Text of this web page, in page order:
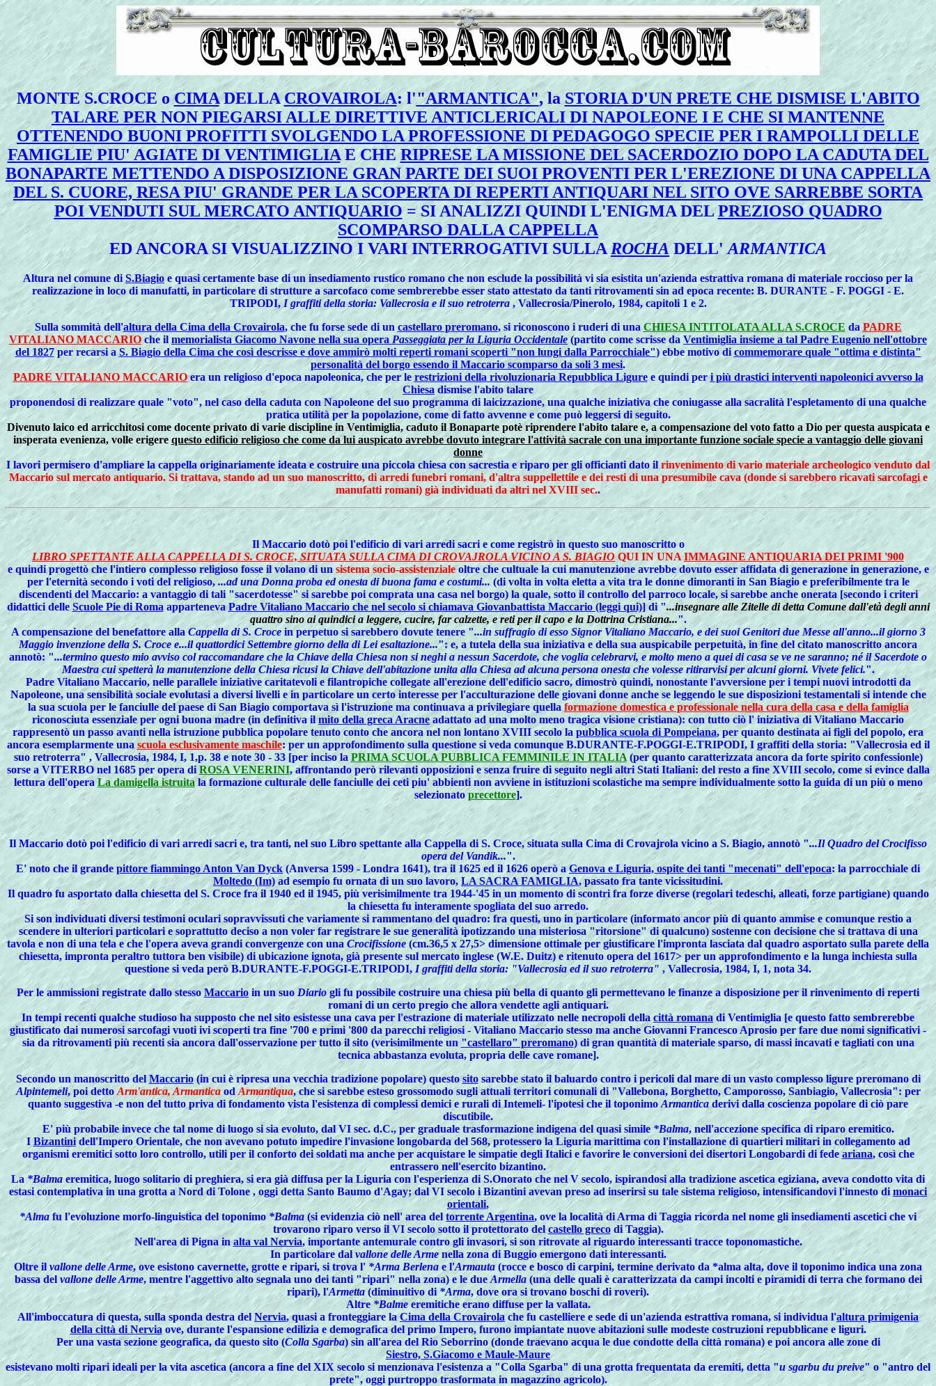
MONTE S.CROCE oCIMADELLACROVAIROLA: l'"ARMANTICA", laSTORIA D'UN PRETE CHE DISMISE L'ABITO
TALARE PER NON PIEGARSI ALLE DIRETTIVE ANTICLERICALI DI NAPOLEONE I E CHE SI MANTENNE
OTTENENDO BUONI PROFITTI SVOLGENDO LA PROFESSIONE DI PEDAGOGO SPECIE PER I RAMPOLLI DELLE
FAMIGLIE PIU' AGIATE DI VENTIMIGLIAE CHERIPRESE LA MISSIONE DEL SACERDOZIO DOPO LA CADUTA DEL
BONAPARTE METTENDO A DISPOSIZIONE GRAN PARTE DEI SUOI PROVENTI PER L'EREZIONE DI UNA CAPPELLA
DEL S. CUORE, RESA PIU' GRANDE PER LA SCOPERTA DI REPERTI ANTIQUARI NEL SITO OVE SARREBBE SORTA
POI VENDUTI SUL MERCATO ANTIQUARIO= SI ANALIZZI QUINDI L'ENIGMA DELPREZIOSO QUADRO
SCOMPARSO DALLA CAPPELLA
ED ANCORA SI VISUALIZZINO I VARI INTERROGATIVI SULLAROCHADELL'ARMANTICA
Altura nel comune di S.Biagio e quasi certamente base di un insediamento rustico romano che non esclude la possibilità vi sia esistita un'azienda estrattiva romana di materiale roccioso per la
realizzazione in loco di manufatti, in particolare di strutture a sarcofaco come sembrerebbe esser stato attestato da tanti ritrovamenti sin ad epoca recente: B. DURANTE - F. POGGI - E.
TRIPODI,I graffiti della storia: Vallecrosia e il suo retroterra, Vallecrosia/Pinerolo, 1984, capitoli 1 e 2.
Sullasommità dell'altura della Cima della Crovairola, che fu forse sede di uncastellaro preromano, si riconoscono i ruderi di unaCHIESA INTITOLATA ALLA S.CROCE da PADRE
VITALIANO MACCARIOche il memorialista Giacomo Navone nella sua opera Passeggiata per la Liguria Occidentale(partito come scrisse daVentimiglia insieme a tal Padre Eugenio nell'ottobre
del 1827per recarsi aS. Biagio della Cima che così descrisse e dove ammirò molti reperti romani scoperti "non lungi dalla Parrocchiale") ebbe motivo dicommemorare quale "ottima e distinta"
personalità del borgo essendo il Maccario scomparso da soli 3 mesi.
PADRE VITALIANO MACCARIOera un religioso d'epoca napoleonica, che per lerestrizioni della rivoluzionaria Repubblica Liguree quindi peri più drastici interventi napoleonici avverso la
Chiesa dismise l'abito talare
proponendosi di realizzare quale "voto", nel caso della caduta con Napoleone del suo programma di laicizzazione, una qualche iniziativa che coniugasse alla sacralità l'espletamento di una qualche
pratica utilità per la popolazione, come di fatto avvenne e come può leggersi di seguito.
Divenuto laico ed arricchitosi come docente privato di varie discipline in Ventimiglia, caduto il Bonaparte potè riprendere l'abito talare e, a compensazione del voto fatto a Dio per questa auspicata e
insperata evenienza, volle erigerequesto edificio religioso che come da lui auspicato avrebbe dovuto integrare l'attività sacrale con una importante funzione sociale specie a vantaggio delle giovani
donne
I lavori permisero d'ampliare la cappella originariamente ideata e costruire una piccola chiesa con sacrestia e riparo per gli officianti dato ilrinvenimento di vario materiale archeologico venduto dal
Maccario sul mercato antiquario. Si trattava, stando ad un suo manoscritto, di arredi funebri romani, d'altra suppellettile e dei resti di una presumibile cava (donde si sarebbero ricavati sarcofagi e
manufatti romani) già individuati da altri nel XVIII sec..
IlMaccario dotò poi l'edificio di vari arredi sacri e come registrò in questo suo manoscritto o
LIBRO SPETTANTE ALLA CAPPELLA DI S. CROCE, SITUATA SULLA CIMA DI CROVAJROLA VICINO A S. BIAGIOQUI IN UNAIMMAGINE ANTIQUARIA DEI PRIMI '900
e quindi progettò che l'intiero complesso religioso fosse il volano di unsistema socio-assistenzialeoltre che cultuale la cui manutenzione avrebbe dovuto esser affidata di generazione in generazione, e
per l'eternità secondo i voti del religioso, ...ad una Donna proba ed onesta di buona fama e costumi... (di volta in volta eletta a vita tra le donne dimoranti in San Biagio e preferibilmente tra le
discendenti del Maccario: a vantaggio di tali "sacerdotesse" si sarebbe poi comprata una casa nel borgo) la quale, sotto il controllo del parroco locale, si sarebbe anche onerata [secondo i criteri
didattici delleScuole Pie di Roma appartenevaPadre Vitaliano Maccario che nel secolo si chiamava Giovanbattista Maccario (leggi qui)] di "...insegnare alle Zitelle di detta Comune dall'età degli anni
quattro sino ai quindici a leggere, cucire, far calzette, e reti per il capo e la Dottrina Cristiana...".
A compensazione del benefattore allaCappella di S. Crocein perpetuo si sarebbero dovute tenere "...in suffragio di esso Signor Vitaliano Maccario, e dei suoi Genitori due Messe all'anno...il giorno 3
Maggio invenzione della S. Croce e...il quattordici Settembre giorno della di Lei esaltazione...": e, a tutela della sua iniziativa e della sua auspicabile perpetuità, in fine del citato manoscritto ancora
annotò: "...termino questo mio avviso col raccomandare che la Chiave della Chiesa non si neghi a nessun Sacerdote, che voglia celebrarvi, e molto meno a quei di casa se ve ne saranno; né il Sacerdote o
Maestra cui spetterà la manutenzione della Chiesa ricusi la Chiave dell'abitazione unita alla Chiesa ad alcuna persona onesta che volesse ritirarvisi per alcuni giorni. Vivete felici.".
Padre Vitaliano Maccario, nelle parallele iniziative caritatevoli e filantropiche collegate all'erezione dell'edificio sacro, dimostrò quindi, nonostante l'avversione per i tempi nuovi introdotti da
Napoleone, una sensibilità sociale evolutasi a diversi livelli e in particolare un certo interesse per l'acculturazione delle giovani donneanche se leggendo le sue disposizioni testamentalisi intende che
la suascuola per le fanciulle del paese di San Biagiocomportava sì l'istruzionema continuava a privilegiare quellaformazione domestica e professionale nella cura della casa e della famiglia
riconosciutaessenzialeper ogni buona madre(in definitiva il mito della greca Aracneadattato ad una molto meno tragica visione cristiana): con tutto ciò l' iniziativa diVitaliano Maccario
rappresentò un passo avanti nellaistruzione pubblica popolaretenuto conto che ancora nel non lontano XVIII secolo lapubblica scuola di Pompeiana, per quanto destinata ai figli del popolo, era
ancora esemplarmente unascuola esclusivamente maschile: per un approfondimento sulla questione si veda comunque B.DURANTE-F.POGGI-E.TRIPODI, I graffiti della storia: "Vallecrosia ed il
suo retroterra" , Vallecrosia, 1984, I, 1,p. 38 e note 30 - 33 [per inciso laPRIMA SCUOLA PUBBLICA FEMMINILE IN ITALIA(per quanto caratterizzata ancora da forte spirito confessionle)
sorse a VITERBO nel 1685 per opera di ROSA VENERINI, affrontando però rilevanti opposizioni e senza fruire di seguito negli altri Stati Italiani: del resto a fine XVIII secolo, come si evince dalla
lettura dell'operaLa damigella istruitala formazione culturale dellefanciulle dei ceti piu' abbientinon avviene in istituzioni scolastiche ma sempre individualmente sotto la guida di un più o meno
selezionatoprecettore].
Il Maccario dotò poi l'edificio di vari arredi sacri e, tra tanti, nel suo Libro spettante alla Cappella di S. Croce, situata sulla Cima di Crovajrola vicino a S. Biagio, annotò "...Il Quadro del Crocifisso
opera del Vandik...".
E' noto che il grande pittore fiammingo Anton Van Dyck (Anversa 1599 - Londra 1641), tra il 1625 ed il 1626 operò aGenova e Liguria, ospite dei tanti "mecenati" dell'epoca: la parrocchiale di
Moltedo (Im)ad esempio fu ornata di un suo lavoro,LA SACRA FAMIGLIA, passato fra tante vicissitudini.
Il quadro fu asportato dalla chiesetta del S. Croce fra il 1940 ed il 1945, più verisimilmente tra 1944-'45 in un momento di scontri fra forze diverse (regolari tedeschi, alleati, forze partigiane) quando
la chiesetta fu interamente spogliata del suo arredo.
Si son individuati diversi testimoni oculari sopravvissuti che variamente si rammentano del quadro: fra questi, uno in particolare (informato ancor più di quanto ammise e comunque restio a
scendere in ulteriori particolari e soprattutto deciso a non voler far registrare le sue generalità ipotizzando una misteriosa "ritorsione" di qualcuno) sostenne con decisione che si trattava di una
tavola e non di una tela e che l'opera aveva grandi convergenze con una Crocifissione(cm.36,5 x 27,5> dimensione ottimale per giustificare l'impronta lasciata dal quadro asportato sulla parete della
chiesetta, impronta peraltro tuttora ben visibile) di ubicazione ignota, già presente sul mercato inglese (W.E. Duitz) e ritenuto opera del 1617> per un approfondimento e la lunga inchiesta sulla
questione si veda però B.DURANTE-F.POGGI-E.TRIPODI, I graffiti della storia: "Vallecrosia ed il suo retroterra", Vallecrosia, 1984, I, 1, nota 34.
Per le ammissioni registrate dallo stessoMaccarioin un suo Diariogli fu possibile costruire una chiesa più bella di quanto gli permettevano le finanze a disposizione per il rinvenimento di reperti
romani di un certo pregio che allora vendette agli antiquari.
In tempi recenti qualche studioso ha supposto che nel sito esistesse una cava per l'estrazione di materiale utilizzato nelle necropoli dellacittà romana di Ventimiglia [e questo fatto sembrerebbe
giustificato dai numerosi sarcofagi vuoti ivi scoperti tra fine '700 e primi '800 da parecchi religiosi - Vitaliano Maccario stesso ma anche Giovanni Francesco Aprosio per fare due nomi significativi -
sia da ritrovamenti più recenti sia ancora dall'osservazione per tutto il sito (verisimilmente un"castellaro" preromano) di gran quantità di materiale sparso, di massi incavati e tagliati con una
tecnica abbastanza evoluta, propria delle cave romane].
Secondoun manoscritto delMaccario(in cui è ripresa una vecchia tradizione popolare) questositosarebbe stato il baluardo contro i pericoli dal mare di un vasto complesso ligure preromano di
Alpintemeli, poi detto Arm'antica, ArmanticaodArmantiqua, che si sarebbe esteso grossomodo sugli attuali territori comunali di "Vallebona, Borghetto, Camporosso, Sanbiagio, Vallecrosia": per
quanto suggestiva -e non del tutto priva di fondamento vista l'esistenza di complessi demici e rurali di Intemeli- l'ipotesi che il toponimoArmanticaderivi dalla coscienza popolare di ciò pare
discutibile.
E' più probabile invece che tal nome di luogo si sia evoluto, dal VI sec. d.C., per graduale trasformazione indigena del quasi simile*Balma, nell'accezione specifica di riparo eremitico.
IBizantinidell'Impero Orientale, che non avevano potuto impedire l'invasione longobarda del 568, protessero la Liguria marittima con l'installazione di quartieri militari in collegamento ad
organismi eremitici sotto loro controllo, utili per il conforto dei soldati ma anche per acquistare le simpatie degli Italici e favorire le conversioni dei disertori Longobardi di fedeariana, così che
entrassero nell'esercito bizantino.
La*Balma eremitica, luogo solitario di preghiera, si era già diffusa per la Liguria con l'esperienza di S.Onorato che nel V secolo, ispirandosi alla tradizione ascetica egiziana, aveva condotto vita di
estasi contemplativa in una grotta a Nord di Tolone , oggi detta Santo Baumo d'Agay; dal VI secolo i Bizantini avevan preso ad inserirsi su tale sistema religioso, intensificandovi l'innesto di monaci
orientali,
*Alma fu l'evoluzione morfo-linguistica del toponimo *Balma(si evidenzia ciò nell' area deltorrente Argentina, ove la località di Arma di Taggia ricorda nel nome gli insediamenti ascetici che vi
trovarono riparo verso il VI secolo sotto il protettorato delcastello grecodi Taggia).
Nell'area di Pigna inalta val Nervia, importante antemurale contro gli invasori, si son ritrovate al riguardo interessanti tracce toponomastiche.
In particolare dalvallone delle Armenella zona di Buggio emergono dati interessanti.
Oltre il vallone delle Arme, ove esistono cavernette, grotte e ripari, si trova l'*Arma Berlena e l'Armauta(rocce e bosco di carpini, termine derivato da *alma alta, dove il toponimo indica una zona
bassa delvallone delle Arme, mentre l'aggettivo alto segnala uno dei tanti "ripari" nella zona) e le dueArmella(una delle quali è caratterizzata da campi incolti e piramidi di terra che formano dei
ripari), l'Armetta (diminuitivo di*Arma, dove ora si trovano boschi di roveri).
Altre*Balmeeremitiche erano diffuse per la vallata.
All'imboccatura di questa, sulla sponda destra del Nervia, quasi a fronteggiare laCima della Crovairolache fu castelliere e sede di un'azienda estrattiva romana, si individua l'altura primigenia
della città di Nerviaove, durante l'espansione edilizia e demografica del primo Impero, furono impiantate nuove abitazioni sulle modeste costruzioni repubblicane e liguri.
Per una vasta sezione geografica, da questo sito (Colla Sgarba) sin all'area del Rio Seborrino (donde traevano acqua le due condotte della città romana) e poi ancora alle zone di
Siestro, S.Giacomo e Maule-Maure
esistevano molti ripari ideali per la vita ascetica (ancora a fine del XIX secolo si menzionava l'esistenza a "Colla Sgarba" di una grotta frequentata da eremiti, detta "u sgarbu du preive" o "antro del
prete", oggi purtroppo trasformata in magazzino agricolo).